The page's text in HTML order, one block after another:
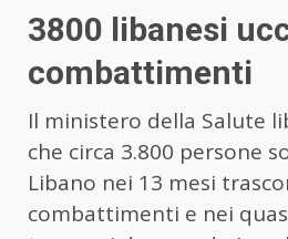
3800 libanesi
combattimenti
Il ministero della Salute
che circa 3.800 persone
Libano nei 13 mesi
combattimenti e nei